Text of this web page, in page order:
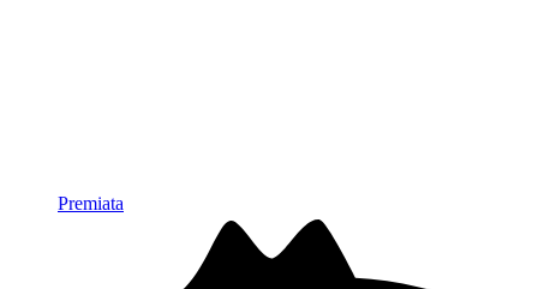
Premiata